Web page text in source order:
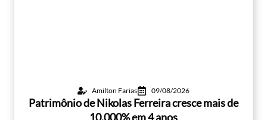
Amilton Farias 09/08/2026
Patrimônio de Nikolas Ferreira cresce mais de
10.000% em 4 anos